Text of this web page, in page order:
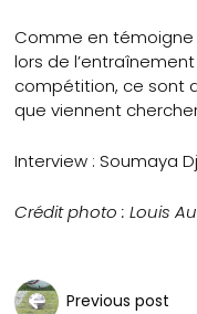
Comme en témoigne
lors de
compétition, ce sont
que viennent
Interview : Soumaya
Crédit photo : Louis
Previous post